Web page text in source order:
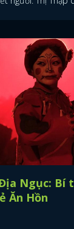
Ngục: Bí
Ăn Hồn